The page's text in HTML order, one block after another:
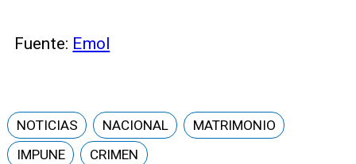
Fuente: Emol
NOTICIAS NACIONAL
MATRIMONIO
IMPUNE
CRIMEN